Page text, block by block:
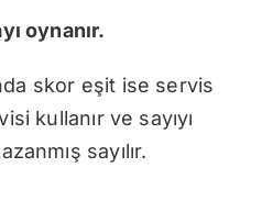
oynanır.
skor eşit ise servis
kullanır ve sayıyı
sayılır.